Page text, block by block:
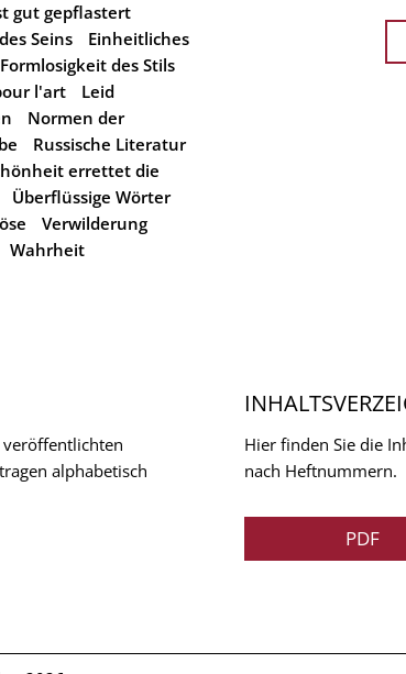
gut gepflastert
Seins
Einheitliches
Formlosigkeit des Stils
l'art
Leid
Normen der
Russische Literatur
errettet die
Überflüssige Wörter
Verwilderung
Wahrheit
alphabetisch
Hier finden Sie die
nach Heftnummern.
PDF